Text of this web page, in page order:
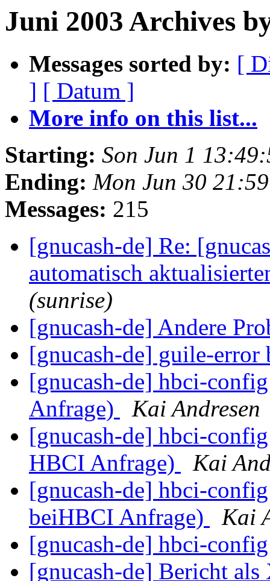
Juni 2003 Archives
Messages sorted by: [
] [ Datum ]
More info on this list...
Starting: Son Jun 1
Ending: Mon Jun 30
Messages: 215
[gnucash-de] Re:
automatisch
(sunrise)
[gnucash-de] Andere
[gnucash-de] guile-
[gnucash-de] hbci-
Anfrage)
Kai Andresen
[gnucash-de] hbci-
HBCI Anfrage)
Kai
[gnucash-de] hbci-
beiHBCI Anfrage)
Kai
[gnucash-de] hbci-
[gnucash-de] Bericht